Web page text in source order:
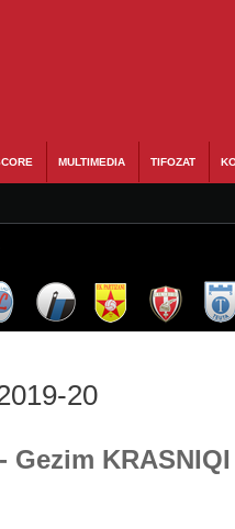
MULTIMEDIA TIFOZAT
20
KRASNIQI